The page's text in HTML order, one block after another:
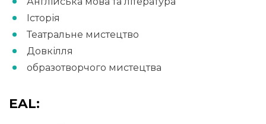
Історія
Театральне мистецтво
Довкілля
образотворчого мистецтва
EAL: